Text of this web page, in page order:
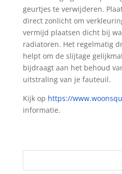
geurtjes te verwijderen.
direct zonlicht om
vermijd plaatsen dicht bij
radiatoren. Het regelmatig
helpt om de slijtage
bijdraagt aan het behoud
uitstraling van je fauteuil.
Kijk op https://
informatie.